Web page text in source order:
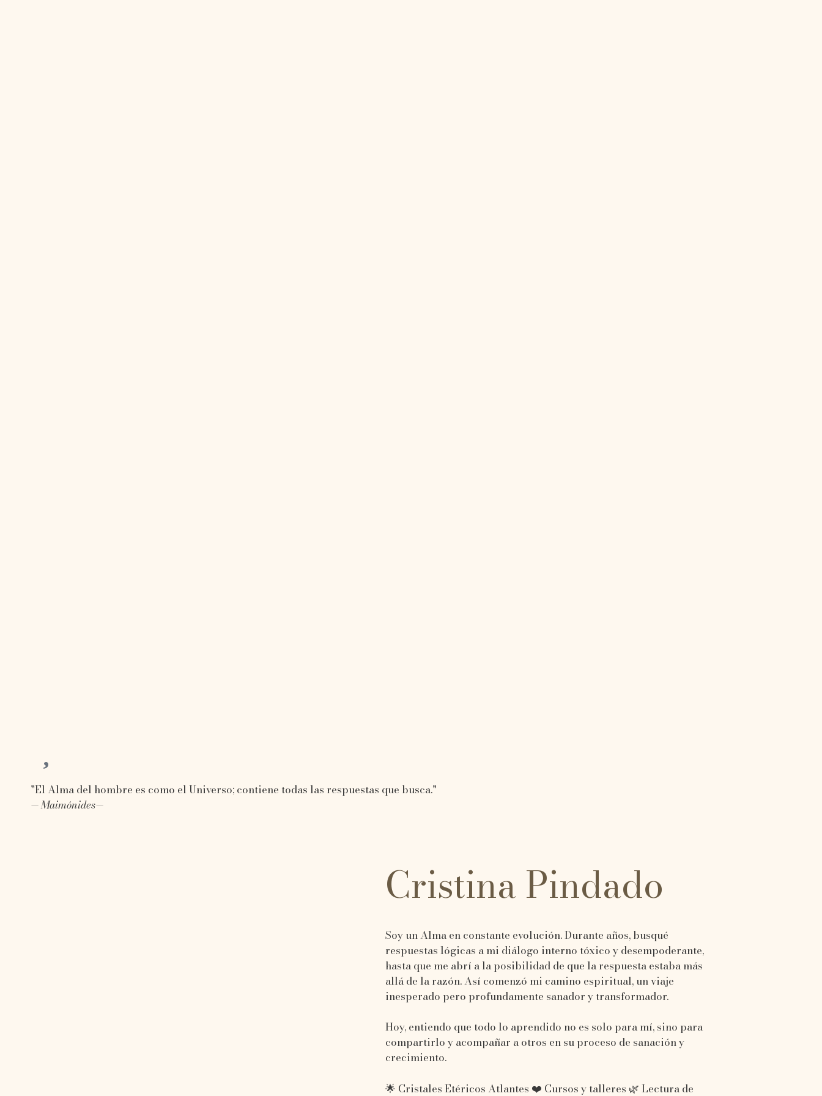
"El Alma del hombre es como el Universo; contiene todas las respuestas que busca."
— Maimónides—
Cristina Pindado
Soy un Alma en constante evolución. Durante años, busqué
respuestas lógicas a mi diálogo interno tóxico y desempoderante,
hasta que me abrí a la posibilidad de que la respuesta estaba más
allá de la razón. Así comenzó mi camino espiritual, un viaje
inesperado pero profundamente sanador y transformador.
Hoy, entiendo que todo lo aprendido no es solo para mí, sino para
compartirlo y acompañar a otros en su proceso de sanación y
crecimiento.
🌟 Cristales Etéricos Atlantes ❤️ Cursos y talleres 🌿 Lectura de